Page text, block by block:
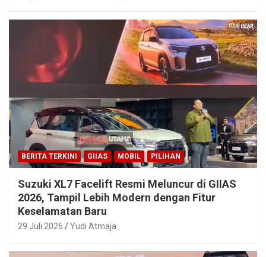
BERITA TERKINI GIIAS MOBIL PILIHAN
Suzuki XL7 Facelift Resmi Meluncur di GIIAS
2026, Tampil Lebih Modern dengan Fitur
Keselamatan Baru
29 Juli 2026 Yudi Atmaja